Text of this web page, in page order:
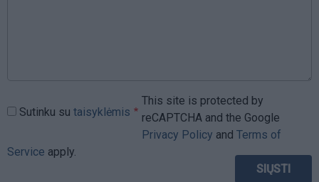
Sutinku su taisyklėmis
This site is protected by
reCAPTCHA and the Google
Privacy Policy and Terms of
Service apply.